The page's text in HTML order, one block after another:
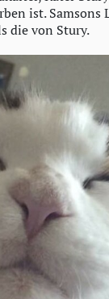
ist. Samsons
die von Stury.